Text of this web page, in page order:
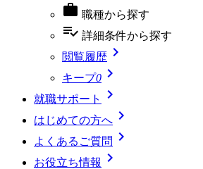
 職種から探す
playlist_add_check 詳細条件から探す
閲覧履歴 
キープ0 
就職サポート 
はじめての方へ 
よくあるご質問 
お役立ち情報 